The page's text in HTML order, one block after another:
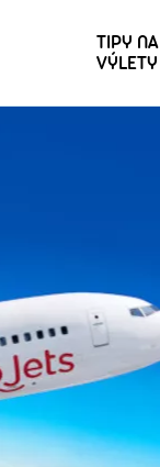
TIPY NA
VÝLETY